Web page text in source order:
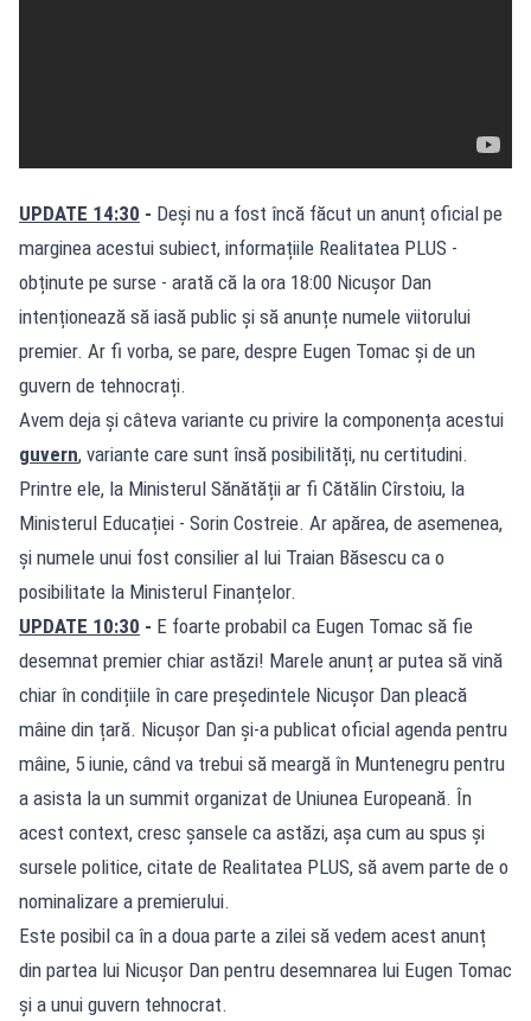
UPDATE 14:30 - Deși nu a fost încă făcut un anunț oficial pe
marginea acestui subiect, informațiile Realitatea PLUS -
obținute pe surse - arată că la ora 18:00 Nicușor Dan
intenționează să iasă public și să anunțe numele viitorului
premier. Ar fi vorba, se pare, despre Eugen Tomac și de un
guvern de tehnocrați.
Avem deja și câteva variante cu privire la componența acestui
guvern, variante care sunt însă posibilități, nu certitudini.
Printre ele, la Ministerul Sănătății ar fi Cătălin Cîrstoiu, la
Ministerul Educației - Sorin Costreie. Ar apărea, de asemenea,
și numele unui fost consilier al lui Traian Băsescu ca o
posibilitate la Ministerul Finanțelor.
UPDATE 10:30 - E foarte probabil ca Eugen Tomac să fie
desemnat premier chiar astăzi! Marele anunț ar putea să vină
chiar în condițiile în care președintele Nicușor Dan pleacă
mâine din țară. Nicușor Dan și-a publicat oficial agenda pentru
mâine, 5 iunie, când va trebui să meargă în Muntenegru pentru
a asista la un summit organizat de Uniunea Europeană. În
acest context, cresc șansele ca astăzi, așa cum au spus și
sursele politice, citate de Realitatea PLUS, să avem parte de o
nominalizare a premierului.
Este posibil ca în a doua parte a zilei să vedem acest anunț
din partea lui Nicușor Dan pentru desemnarea lui Eugen Tomac
și a unui guvern tehnocrat.